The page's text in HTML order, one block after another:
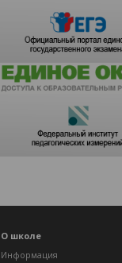
О школе
Информация